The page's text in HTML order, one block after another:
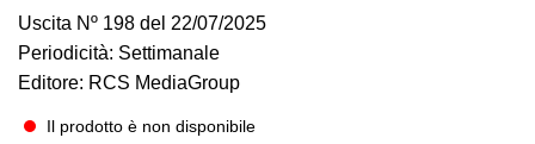
Uscita Nº 198 del 22/07/2025
Periodicità: Settimanale
Editore: RCS MediaGroup
Il prodotto è non disponibile